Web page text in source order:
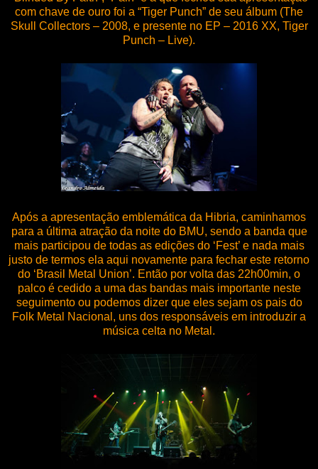
com chave de ouro foi a “Tiger Punch” de seu álbum (The
Skull Collectors – 2008, e presente no EP – 2016 XX, Tiger
Punch – Live).
Após a apresentação emblemática da Hibria, caminhamos
para a última atração da noite do BMU, sendo a banda que
mais participou de todas as edições do ‘Fest’ e nada mais
justo de termos ela aqui novamente para fechar este retorno
do ‘Brasil Metal Union’. Então por volta das 22h00min, o
palco é cedido a uma das bandas mais importante neste
seguimento ou podemos dizer que eles sejam os pais do
Folk Metal Nacional, uns dos responsáveis em introduzir a
música celta no Metal.